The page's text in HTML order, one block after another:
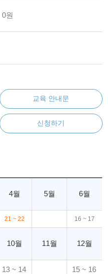
0원
교육 안내문
신청하기
4월 5월 6월
21 ~ 22 16 ~ 17
10월 11월 12월
13 ~ 14 15 ~ 16